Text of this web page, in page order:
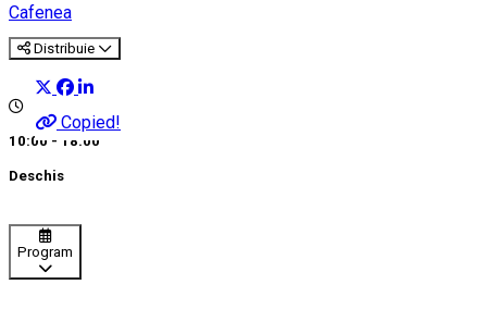
Cafenea
Distribuie
Copied!
10:00 - 18:00
Deschis
Program